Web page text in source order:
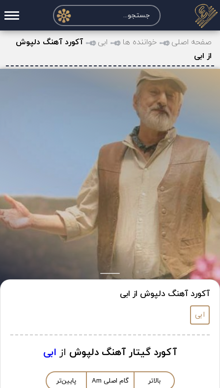
صفحه اصلی
درخواست آکورد
حساب کاربری
صفحه اصلی خواننده ها ابی
آکورد آهنگ دلپوش
از ابی
آکورد آهنگ دلپوش از ابی
ابی
آکورد گیتار آهنگ دلپوش از ابی
بالاتر گام اصلی Am پایین‌تر